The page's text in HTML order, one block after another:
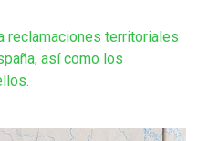
reclamaciones territoriales
así como los